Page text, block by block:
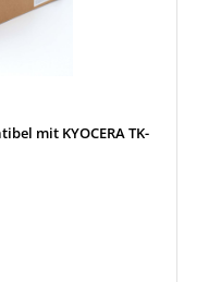
mit KYOCERA TK-